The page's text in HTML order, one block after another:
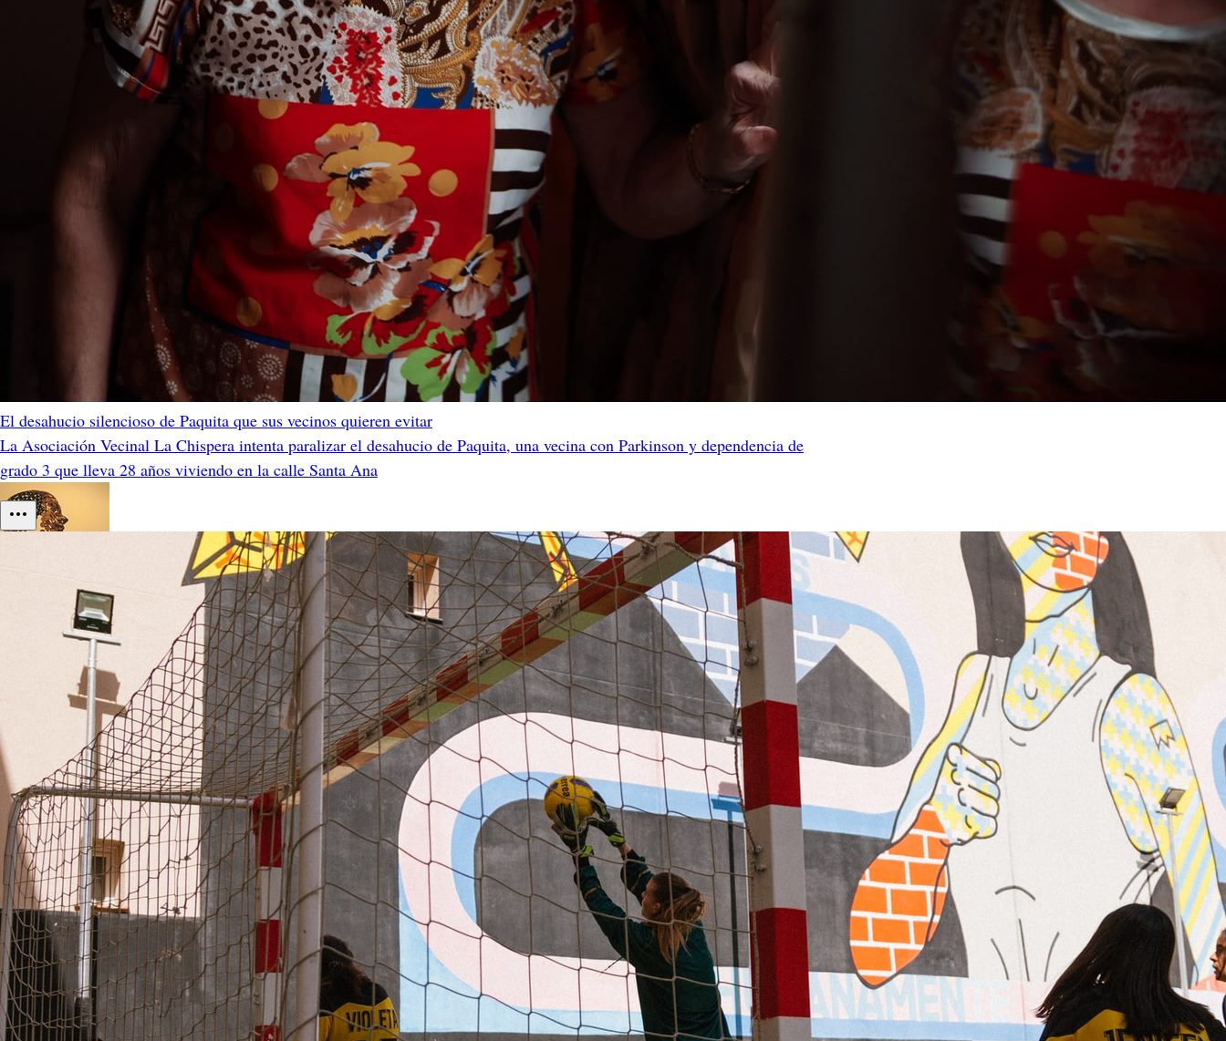
El desahucio silencioso de Paquita que sus vecinos quieren evitar
La Asociación Vecinal La Chispera intenta paralizar el desahucio de Paquita, una vecina con Parkinson y dependencia de
grado 3 que lleva 28 años viviendo en la calle Santa Ana